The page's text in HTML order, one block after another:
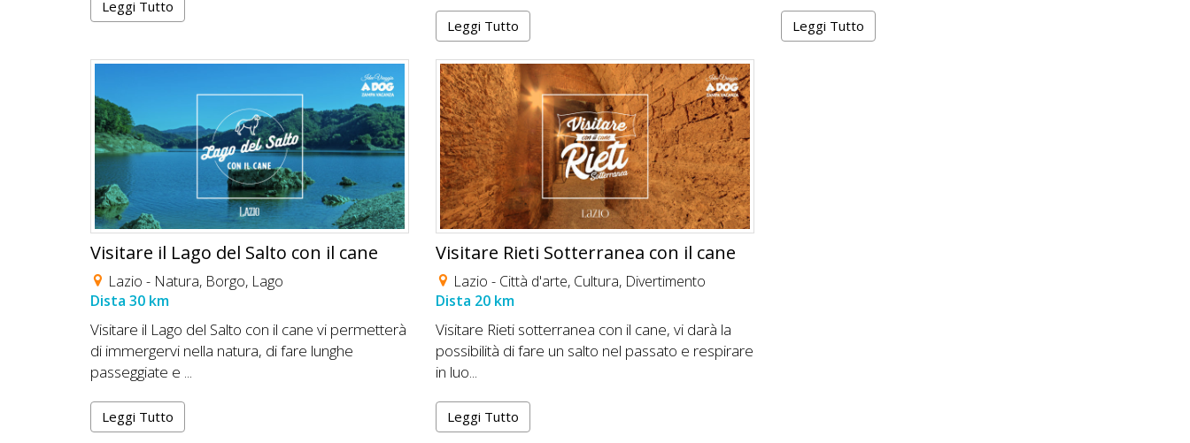
Leggi Tutto
Leggi Tutto Leggi Tutto
Visitare il Lago del Salto con il cane
Lazio - Natura, Borgo, Lago
Dista 30 km
Visitare il Lago del Salto con il cane vi permetterà
di immergervi nella natura, di fare lunghe
passeggiate e ...
Leggi Tutto
Visitare Rieti Sotterranea con il cane
Lazio - Città d'arte, Cultura, Divertimento
Dista 20 km
Visitare Rieti sotterranea con il cane, vi darà la
possibilità di fare un salto nel passato e respirare
in luo...
Leggi Tutto